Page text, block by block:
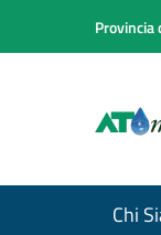
Provincia
Chi